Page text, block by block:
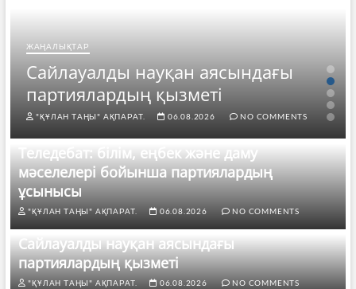
ЖАҢАЛЫҚТАР
Сайлауалды науқан аясындағы
партиялардың қызметі
"ҚҰЛАН ТАҢЫ" АҚПАРАТ. 06.08.2026 NO COMMENTS
Теледебат: білім, еңбек және даму
мәселелері бойынша партиялардың
ұсынысы
"ҚҰЛАН ТАҢЫ" АҚПАРАТ. 06.08.2026 NO COMMENTS
Сайлауалды науқан аясындағы
партиялардың қызметі
"ҚҰЛАН ТАҢЫ" АҚПАРАТ. 06.08.2026 NO COMMENTS